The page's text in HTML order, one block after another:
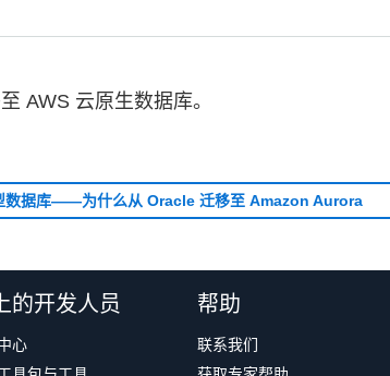
AWS 云原生数据库。
数据库——为什么从 Oracle 迁移至 Amazon Aurora
的开发人员
心
帮助
联系我们